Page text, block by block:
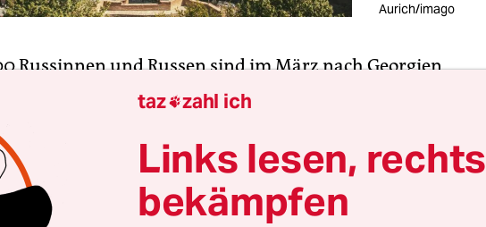
Aurich/imago
Russinnen und Russen sind im März nach Georgien
Das sind 430 Prozent mehr als ein Jahr zuvor. Der
wird bisher nicht statistisch erfasst, die
nur Schätzungen. Aber im Stadtzentrum von Georgiens
Tiflis, in den Bars und Restaurants, hört man jetzt deutlich
taz zahl ich
Links lesen, rechts
bekämpfen